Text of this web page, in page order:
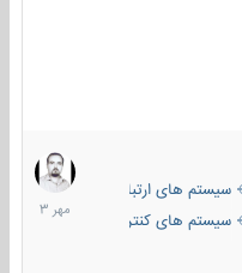
های ارتباطی و جمع آوری
های کنترل آتش و تجهیزات
1
مهر
1403